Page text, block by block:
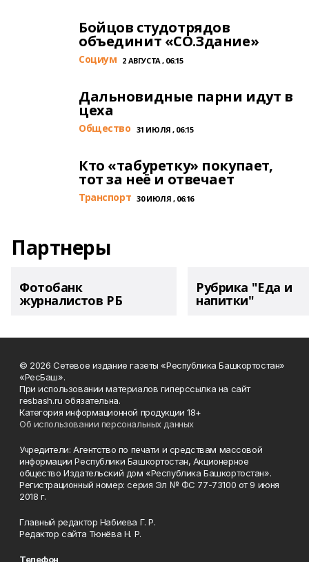
Бойцов студотрядов
объединит «СО.Здание»
Cоциум 2 АВГУСТА , 06:15
Дальновидные парни идут в
цеха
Общество 31 ИЮЛЯ , 06:15
Кто «табуретку» покупает,
тот за неё и отвечает
Транспорт 30 ИЮЛЯ , 06:16
Партнеры
Фотобанк
журналистов РБ
Рубрика "Еда и
напитки"
© 2026 Сетевое издание газеты «Республика Башкортостан»
«РесБаш».
При использовании материалов гиперссылка на сайт
resbash.ru обязательна.
Категория информационной продукции 18+
Об использовании персональных данных
Учредители: Агентство по печати и средствам массовой
информации Республики Башкортостан, Акционерное
общество Издательский дом «Республика Башкортостан».
Регистрационный номер: серия Эл № ФС 77-73100 от 9 июня
2018 г.
Главный редактор Набиева Г. Р.
Редактор сайта Тюнёва Н. Р.
Телефон